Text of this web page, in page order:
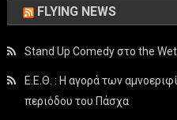
FLYING NEWS
Stand Up Comedy στο the
Ε.Ε.Θ. : Η αγορά των
περιόδου του Πάσχα